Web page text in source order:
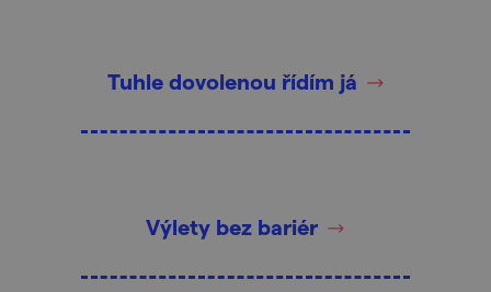
Tuhle dovolenou řídím já
Výlety bez bariér